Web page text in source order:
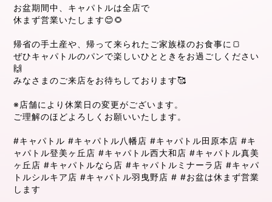
お盆期間中、キャパトルは全店で
休まず営業いたします😊🌻
帰省の手土産や、帰って来られたご家族様のお食事に🍞
ぜひキャパトルのパンで楽しいひとときをお過ごしください
🙌
みなさまのご来店をお待ちしております🥰
※店舗により休業日の変更がございます。
ご理解のほどよろしくお願いいたします。
#キャパトル #キャパトル八幡店 #キャパトル田原本店 #キ
ャパトル登美ヶ丘店 #キャパトル西大和店 #キャパトル真美
ヶ丘店 #キャパトルなら店 #キャパトルミナーラ店 #キャパ
トルシルキア店 #キャパトル羽曳野店 # #お盆は休まず営業
します